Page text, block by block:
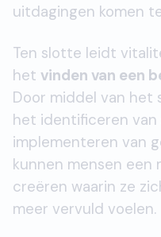
uitdagingen komen
Ten slotte leidt
het vinden van een
Door middel van het
het identificeren
implementeren van
kunnen mensen een
creëren waarin ze
meer vervuld voelen.